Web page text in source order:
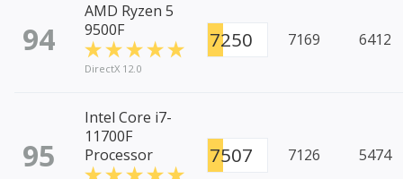
94
AMD Ryzen 5
9500F
DirectX 12.0
7250 7169 6412
95
Intel Core i7-
11700F
Processor
7507 7126 5474